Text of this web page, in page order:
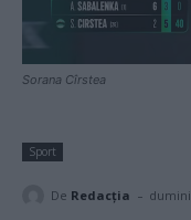
Sorana Cîrstea
Sport
De Redacţia -